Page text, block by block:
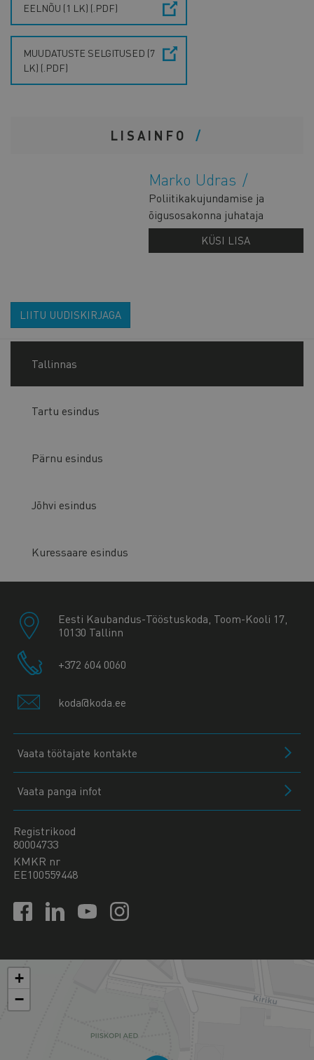
EELNÕU (1 LK) (.PDF)
MUUDATUSTE SELGITUSED (7
LK) (.PDF)
LISAINFO
Marko Udras
Poliitikakujundamise ja
õigusosakonna juhataja
KÜSI LISA
LIITU UUDISKIRJAGA
Tallinnas
Tartu esindus
Pärnu esindus
Jõhvi esindus
Kuressaare esindus
Eesti Kaubandus-Tööstuskoda, Toom-Kooli 17,
10130 Tallinn
+372 604 0060
koda@koda.ee
Vaata töötajate kontakte
Vaata panga infot
Registrikood
80004733
KMKR nr
EE100559448
+
−